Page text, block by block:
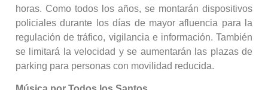
horas. Como todos los años, se montarán dispositivos
policiales durante los días de mayor afluencia para la
regulación de tráfico, vigilancia e información. También
se limitará la velocidad y se aumentarán las plazas de
parking para personas con movilidad reducida.